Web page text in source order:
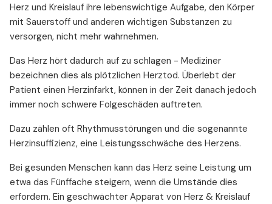
Herz und Kreislauf ihre lebenswichtige Aufgabe, den Körper
mit Sauerstoff und anderen wichtigen Substanzen zu
versorgen, nicht mehr wahrnehmen.
Das Herz hört dadurch auf zu schlagen - Mediziner
bezeichnen dies als plötzlichen Herztod. Überlebt der
Patient einen Herzinfarkt, können in der Zeit danach jedoch
immer noch schwere Folgeschäden auftreten.
Dazu zählen oft Rhythmusstörungen und die sogenannte
Herzinsuffizienz, eine Leistungsschwäche des Herzens.
Bei gesunden Menschen kann das Herz seine Leistung um
etwa das Fünffache steigern, wenn die Umstände dies
erfordern. Ein geschwächter Apparat von Herz & Kreislauf